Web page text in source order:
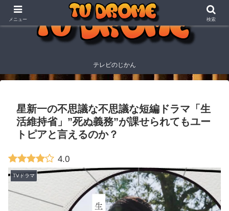
テレビのじかん
星新一の不思議な不思議な短編ドラマ「生
活維持省」”死ぬ義務”が課せられてもユー
トピアと言えるのか？
4.0
TVドラマ
メニュー 検索